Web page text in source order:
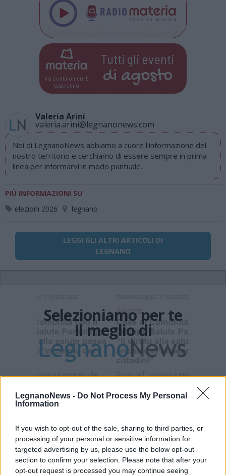
LegnanoNews - Do Not Process My Personal
Information
If you wish to opt-out of the sale, sharing to third parties, or
processing of your personal or sensitive information for
targeted advertising by us, please use the below opt-out
section to confirm your selection. Please note that after your
opt-out request is processed you may continue seeing
Via Confalonieri, 5
Castronno
Tutti gli eventi
di agosto
Valeria Arini
valeria.arini@legnanonews.com
Noi di LegnanoNews abbiamo a cuore l'informazione del
nostro territorio e cerchiamo di essere sempre in prima
linea per informarvi in modo puntuale.
PIÙ INFORMAZIONI SU
elezioni 2026
legnano
LEGGI GLI ALTRI ARTICOLI DI
LEGNANO
Selezioniamo per te
Il meglio di
Iscriviti alla
newsletter
Commenti
Accedi o registrati per commentare questo
articolo.